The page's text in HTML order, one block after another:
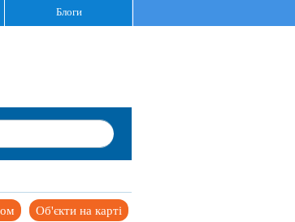
Блоги
Об'єкти на карті